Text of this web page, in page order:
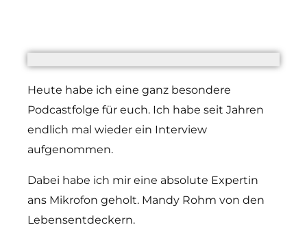
Heute habe ich eine ganz besondere
Podcastfolge für euch. Ich habe seit Jahren
endlich mal wieder ein Interview
aufgenommen.
Dabei habe ich mir eine absolute Expertin
ans Mikrofon geholt. Mandy Rohm von den
Lebensentdeckern.